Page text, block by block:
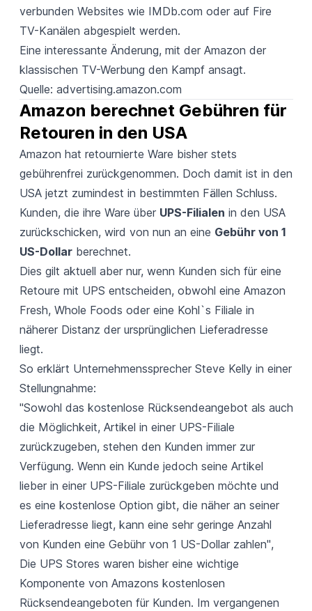
verbunden Websites wie IMDb.com oder auf Fire
TV-Kanälen abgespielt werden.
Eine interessante Änderung, mit der Amazon der
klassischen TV-Werbung den Kampf ansagt.
Quelle: advertising.amazon.com
Amazon berechnet Gebühren für
Retouren in den USA
Amazon hat retournierte Ware bisher stets
gebührenfrei zurückgenommen. Doch damit ist in den
USA jetzt zumindest in bestimmten Fällen Schluss.
Kunden, die ihre Ware über UPS-Filialen in den USA
zurückschicken, wird von nun an eine Gebühr von 1
US-Dollarberechnet.
Dies gilt aktuell aber nur, wenn Kunden sich für eine
Retoure mit UPS entscheiden, obwohl eine Amazon
Fresh, Whole Foods oder eine Kohl`s Filiale in
näherer Distanz der ursprünglichen Lieferadresse
liegt.
So erklärt Unternehmenssprecher Steve Kelly in einer
Stellungnahme:
"Sowohl das kostenlose Rücksendeangebot als auch
die Möglichkeit, Artikel in einer UPS-Filiale
zurückzugeben, stehen den Kunden immer zur
Verfügung. Wenn ein Kunde jedoch seine Artikel
lieber in einer UPS-Filiale zurückgeben möchte und
es eine kostenlose Option gibt, die näher an seiner
Lieferadresse liegt, kann eine sehr geringe Anzahl
von Kunden eine Gebühr von 1 US-Dollar zahlen",
Die UPS Stores waren bisher eine wichtige
Komponente von Amazons kostenlosen
Rücksendeangeboten für Kunden. Im vergangenen